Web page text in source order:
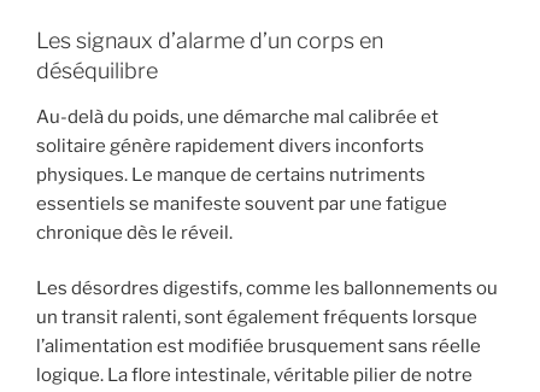
Les signaux d’alarme d’un corps en
déséquilibre
Au-delà du poids, une démarche mal calibrée et
solitaire génère rapidement divers inconforts
physiques. Le manque de certains nutriments
essentiels se manifeste souvent par une fatigue
chronique dès le réveil.
Les désordres digestifs, comme les ballonnements ou
un transit ralenti, sont également fréquents lorsque
l’alimentation est modifiée brusquement sans réelle
logique. La flore intestinale, véritable pilier de notre